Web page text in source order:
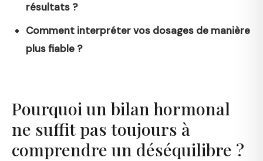
résultats ?
Comment interpréter vos dosages de manière
plus fiable ?
Pourquoi un bilan hormonal
ne suffit pas toujours à
comprendre un déséquilibre ?